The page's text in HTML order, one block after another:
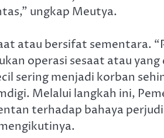
ungkap Meutya.
atau bersifat sementara.
operasi sesaat atau
sering menjadi korban
Melalui langkah ini,
terhadap bahaya